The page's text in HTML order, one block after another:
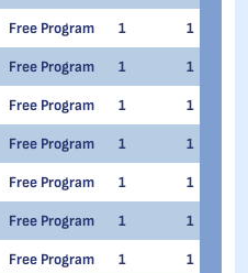
Free Program 1 1
Free Program 1 1
Free Program 1 1
Free Program 1 1
Free Program 1 1
Free Program 1 1
Free Program 1 1